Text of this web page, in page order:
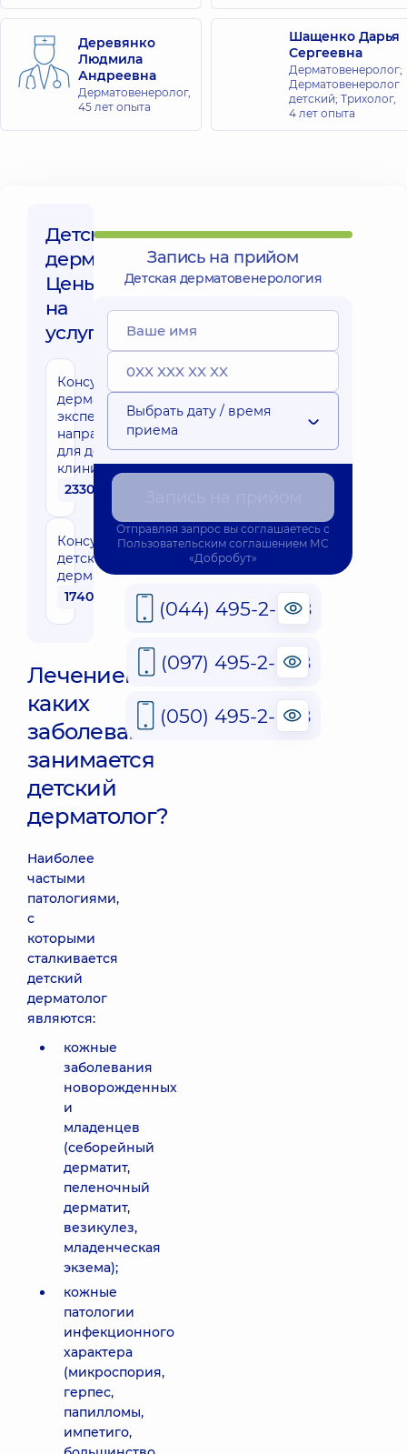
Дерматология
косметология
ул. Юлии
Здановской
(Михаила
Ломоносова),
Деревянко
Людмила
Андреевна
Дерматовенеролог,
45 лет опыта
Шащенко Дарья
Сергеевна
Дерматовенеролог;
Дерматовенеролог
детский; Трихолог,
4 лет опыта
Детская
дерматовенерология,
Цены
на
услуги:
Консультация
дерматолога
эксперта
направления
для детей в
клинике
2330 грн
Консультация
детского
дерматолога
1740 грн
Лечением
каких
заболеваний
занимается
детский
дерматолог?
Наиболее
частыми
патологиями,
с
которыми
сталкивается
детский
дерматолог
являются:
кожные
заболевания
новорожденных
и
младенцев
(себорейный
дерматит,
пеленочный
дерматит,
везикулез,
младенческая
экзема);
кожные
патологии
инфекционного
характера
(микроспория,
герпес,
папилломы,
импетиго,
Запись на прийом
Детская дерматовенерология
Выбрать дату / время
приема
Отправляя запрос вы соглашаетесь с
Пользовательским соглашением МС
«Добробут»
(044) 495-2-888
(097) 495-2-888
(050) 495-2-888